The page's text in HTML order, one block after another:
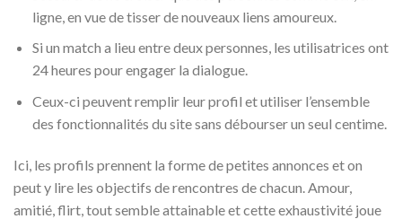
ligne, en vue de tisser de nouveaux liens amoureux.
Si un match a lieu entre deux personnes, les utilisatrices ont
24 heures pour engager la dialogue.
Ceux-ci peuvent remplir leur profil et utiliser l’ensemble
des fonctionnalités du site sans débourser un seul centime.
Ici, les profils prennent la forme de petites annonces et on
peut y lire les objectifs de rencontres de chacun. Amour,
amitié, flirt, tout semble attainable et cette exhaustivité joue